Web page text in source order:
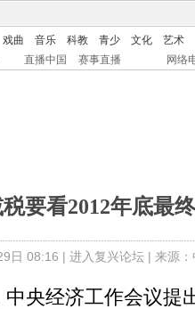
戏曲 音乐 科教 青少 文化
艺术
直播中国 赛事直播 网络
要看2012年底最
日 08:16 | 进入复兴论坛| 来源
经济工作会议提